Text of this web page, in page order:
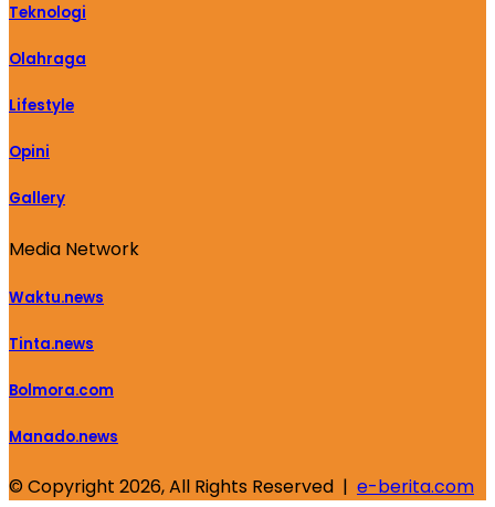
Teknologi
Olahraga
Lifestyle
Opini
Gallery
Media Network
Waktu.news
Tinta.news
Bolmora.com
Manado.news
© Copyright 2026, All Rights Reserved | e-berita.com